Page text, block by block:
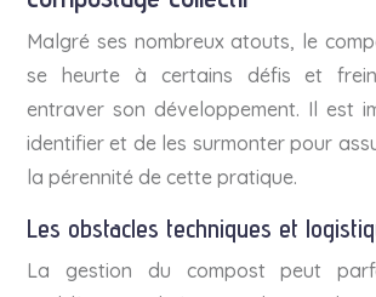
Malgré ses nombreux atouts, le
se heurte à certains défis et
entraver son développement. Il est
identifier et de les surmonter pour
la pérennité de cette pratique.
Les obstacles techniques et
La gestion du compost peut